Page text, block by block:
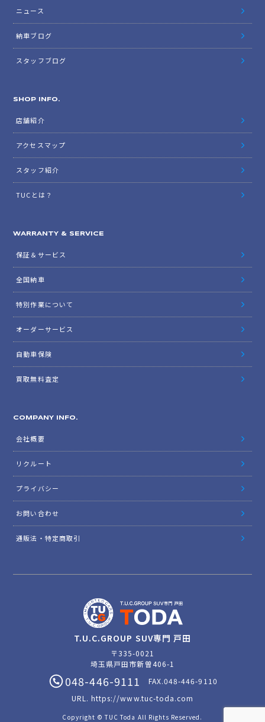
ニュース
納車ブログ
スタッフブログ
SHOP INFO.
店舗紹介
アクセスマップ
スタッフ紹介
TUCとは？
WARRANTY & SERVICE
保証＆サービス
全国納車
特別作業について
オーダーサービス
自動車保険
買取無料査定
COMPANY INFO.
会社概要
リクルート
プライバシー
お問い合わせ
通販法・特定商取引
T.U.C.GROUP SUV専門 戸田
〒335-0021
埼玉県戸田市新曽406-1
048-446-9111
FAX.048-446-9110
URL.https://www.tuc-toda.com
Copyright © TUC Toda All Rights Reserved.